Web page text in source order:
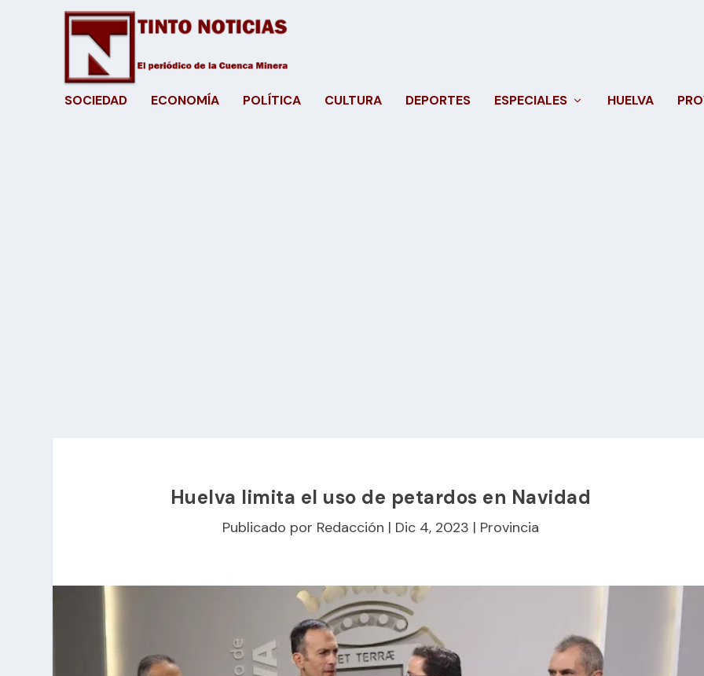
SOCIEDAD ECONOMÍA POLÍTICA CULTURA DEPORTES ESPECIALES HUELVA
Huelva limita el uso de petardos en Navidad
Publicado por Redacción | Dic 4, 2023 | Provincia